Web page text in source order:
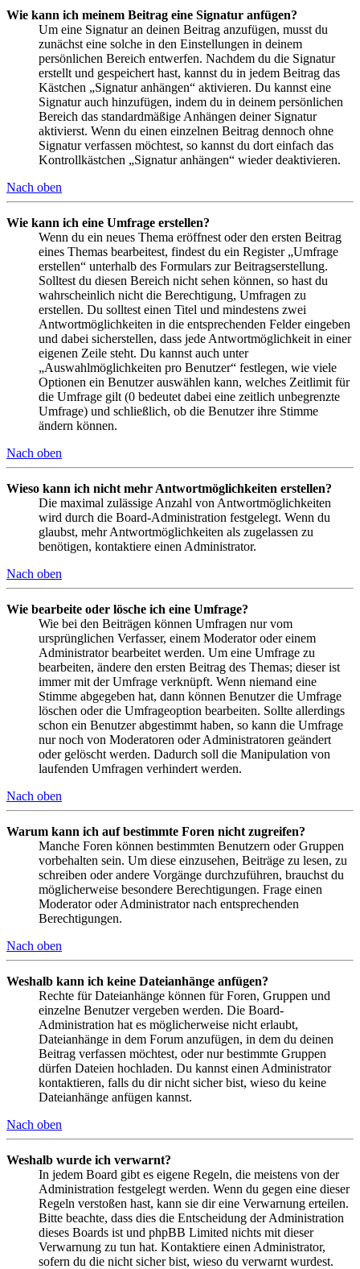
Wie kann ich meinem Beitrag eine Signatur anfügen?
Um eine Signatur an deinen Beitrag anzufügen, musst du
zunächst eine solche in den Einstellungen in deinem
persönlichen Bereich entwerfen. Nachdem du die Signatur
erstellt und gespeichert hast, kannst du in jedem Beitrag das
Kästchen „Signatur anhängen“ aktivieren. Du kannst eine
Signatur auch hinzufügen, indem du in deinem persönlichen
Bereich das standardmäßige Anhängen deiner Signatur
aktivierst. Wenn du einen einzelnen Beitrag dennoch ohne
Signatur verfassen möchtest, so kannst du dort einfach das
Kontrollkästchen „Signatur anhängen“ wieder deaktivieren.
Nach oben
Wie kann ich eine Umfrage erstellen?
Wenn du ein neues Thema eröffnest oder den ersten Beitrag
eines Themas bearbeitest, findest du ein Register „Umfrage
erstellen“ unterhalb des Formulars zur Beitragserstellung.
Solltest du diesen Bereich nicht sehen können, so hast du
wahrscheinlich nicht die Berechtigung, Umfragen zu
erstellen. Du solltest einen Titel und mindestens zwei
Antwortmöglichkeiten in die entsprechenden Felder eingeben
und dabei sicherstellen, dass jede Antwortmöglichkeit in einer
eigenen Zeile steht. Du kannst auch unter
„Auswahlmöglichkeiten pro Benutzer“ festlegen, wie viele
Optionen ein Benutzer auswählen kann, welches Zeitlimit für
die Umfrage gilt (0 bedeutet dabei eine zeitlich unbegrenzte
Umfrage) und schließlich, ob die Benutzer ihre Stimme
ändern können.
Nach oben
Wieso kann ich nicht mehr Antwortmöglichkeiten erstellen?
Die maximal zulässige Anzahl von Antwortmöglichkeiten
wird durch die Board-Administration festgelegt. Wenn du
glaubst, mehr Antwortmöglichkeiten als zugelassen zu
benötigen, kontaktiere einen Administrator.
Nach oben
Wie bearbeite oder lösche ich eine Umfrage?
Wie bei den Beiträgen können Umfragen nur vom
ursprünglichen Verfasser, einem Moderator oder einem
Administrator bearbeitet werden. Um eine Umfrage zu
bearbeiten, ändere den ersten Beitrag des Themas; dieser ist
immer mit der Umfrage verknüpft. Wenn niemand eine
Stimme abgegeben hat, dann können Benutzer die Umfrage
löschen oder die Umfrageoption bearbeiten. Sollte allerdings
schon ein Benutzer abgestimmt haben, so kann die Umfrage
nur noch von Moderatoren oder Administratoren geändert
oder gelöscht werden. Dadurch soll die Manipulation von
laufenden Umfragen verhindert werden.
Nach oben
Warum kann ich auf bestimmte Foren nicht zugreifen?
Manche Foren können bestimmten Benutzern oder Gruppen
vorbehalten sein. Um diese einzusehen, Beiträge zu lesen, zu
schreiben oder andere Vorgänge durchzuführen, brauchst du
möglicherweise besondere Berechtigungen. Frage einen
Moderator oder Administrator nach entsprechenden
Berechtigungen.
Nach oben
Weshalb kann ich keine Dateianhänge anfügen?
Rechte für Dateianhänge können für Foren, Gruppen und
einzelne Benutzer vergeben werden. Die Board-
Administration hat es möglicherweise nicht erlaubt,
Dateianhänge in dem Forum anzufügen, in dem du deinen
Beitrag verfassen möchtest, oder nur bestimmte Gruppen
dürfen Dateien hochladen. Du kannst einen Administrator
kontaktieren, falls du dir nicht sicher bist, wieso du keine
Dateianhänge anfügen kannst.
Nach oben
Weshalb wurde ich verwarnt?
In jedem Board gibt es eigene Regeln, die meistens von der
Administration festgelegt werden. Wenn du gegen eine dieser
Regeln verstoßen hast, kann sie dir eine Verwarnung erteilen.
Bitte beachte, dass dies die Entscheidung der Administration
dieses Boards ist und phpBB Limited nichts mit dieser
Verwarnung zu tun hat. Kontaktiere einen Administrator,
sofern du die nicht sicher bist, wieso du verwarnt wurdest.